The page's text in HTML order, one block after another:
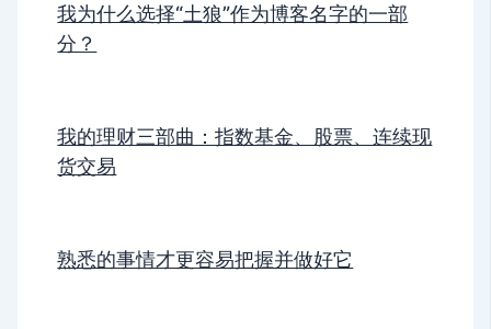
我为什么选择“土狼”作为博客名字的一部
分？
我的理财三部曲：指数基金、股票、连续现
货交易
熟悉的事情才更容易把握并做好它